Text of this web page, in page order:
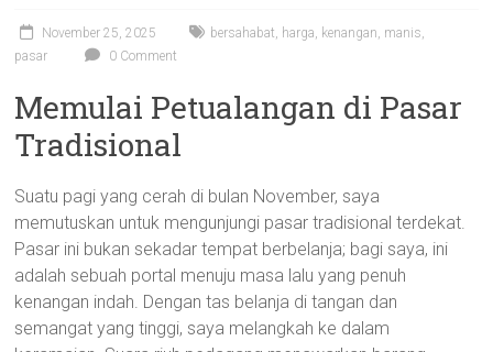
November 25, 2025 bersahabat harga kenangan manis
pasar
0 Comment
Memulai Petualangan di Pasar
Tradisional
Suatu pagi yang cerah di bulan November, saya
memutuskan untuk mengunjungi pasar tradisional terdekat.
Pasar ini bukan sekadar tempat berbelanja; bagi saya, ini
adalah sebuah portal menuju masa lalu yang penuh
kenangan indah. Dengan tas belanja di tangan dan
semangat yang tinggi, saya melangkah ke dalam